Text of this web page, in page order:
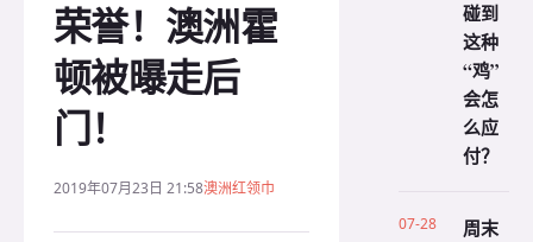
荣誉！澳洲霍
顿被曝走后
门！
2019年07月23日 21:58澳洲红领巾
碰到
这种
“鸡”
会怎
么应
付？
07-28
周末